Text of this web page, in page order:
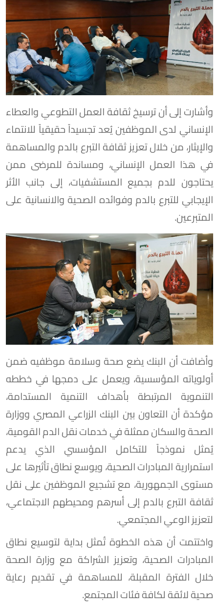
وأشارت إلى أن ترسيخ ثقافة العمل التطوعي والعطاء
الإنساني لدى الموظفين يُعد تجسيداً حقيقياً للانتماء
والإيثار، من خلال تعزيز ثقافة التبرع بالدم والمساهمة
في هذا العمل الإنساني، ومساندة للمرضى ممن
يحتاجون للدم بجميع المستشفيات، إلى جانب الأثر
الإيجابي للتبرع بالدم وفوائده الصحية والانسانية على
المتبرعين.
وأضافت أن البنك يضع صحة وسلامة موظفيه ضمن
أولوياته المؤسسية، ويعمل على دمجها في خططه
التنموية المرتبطة بأهداف التنمية المستدامة،
مؤكدة أن التعاون بين البنك الزراعي المصري ووزارة
الصحة والسكان ممثلة في خدمات نقل الدم القومية،
يُمثل نموذجاً للتكامل المؤسسي الذي يدعم
استمرارية المبادرات الصحية، ويوسع نطاق تأثيرها على
مستوى الجمهورية، مع تشجيع الموظفين على نقل
ثقافة التبرع بالدم إلى أسرهم ومحيطهم الاجتماعي،
لتعزيز الوعي المجتمعي.
واختتمت أن هذه الخطوة تُمثل بداية لتوسيع نطاق
المبادرات الصحية، وتعزيز الشراكة مع وزارة الصحة
خلال الفترة المقبلة، للمساهمة في تقديم رعاية
صحية لائقة لكافة فئات المجتمع.